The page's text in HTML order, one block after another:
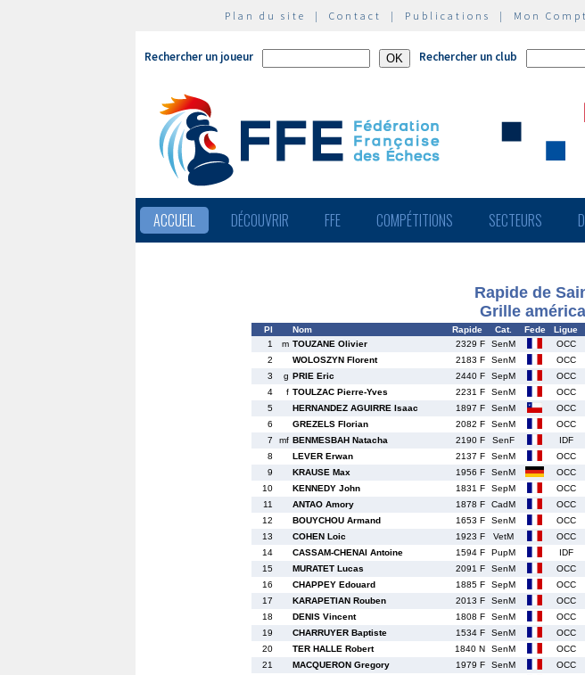
Plan du site | Contact | Publications | Mon
Rechercher un joueur Rechercher un club
ACCUEIL DÉCOUVRIR FFE COMPÉTITIONS SECTEURS
Rapide de
Grille
Pl Nom Rapide Cat. Fede Ligue
1
m TOUZANE Olivier 2329 F SenM OCC
2
WOLOSZYN Florent 2183 F SenM OCC
3
g PRIE Eric 2440 F SepM OCC
4
f TOULZAC Pierre-Yves 2231 F SenM OCC
5
HERNANDEZ AGUIRRE Isaac 1897 F SenM OCC
6
GREZELS Florian 2082 F SenM OCC
7
mf BENMESBAH Natacha 2190 F SenF IDF
8
LEVER Erwan 2137 F SenM OCC
9
KRAUSE Max 1956 F SenM OCC
10
KENNEDY John 1831 F SepM OCC
11
ANTAO Amory 1878 F CadM OCC
12
BOUYCHOU Armand 1653 F SenM OCC
13
COHEN Loic 1923 F VetM OCC
14
CASSAM-CHENAI Antoine 1594 F PupM IDF
15
MURATET Lucas 2091 F SenM OCC
16
CHAPPEY Edouard 1885 F SepM OCC
17
KARAPETIAN Rouben 2013 F SenM OCC
18
DENIS Vincent 1808 F SenM OCC
19
CHARRUYER Baptiste 1534 F SenM OCC
20
TER HALLE Robert 1840 N SenM OCC
21
MACQUERON Gregory 1979 F SenM OCC